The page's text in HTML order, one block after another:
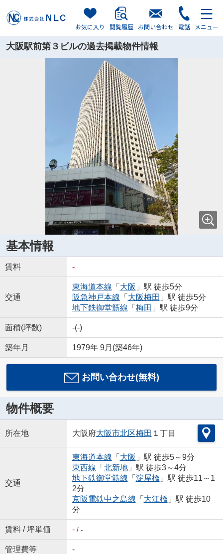
お気に入り 閲覧履歴 お問い合わせ 電話 メニュー
大阪駅前第３ビルの過去掲載物件情報
基本情報
賃料 -
交通
東海道本線 「 大阪 」駅 徒歩5分
阪急神戸本線 「 大阪梅田 」駅 徒歩5分
地下鉄御堂筋線 「 梅田 」駅 徒歩9分
面積(坪数) -(-)
築年月 1979年 9月(築46年)
お問い合わせ(無料)
物件概要
所在地 大阪府大阪市北区梅田 １丁目
交通
東海道本線 「 大阪 」駅 徒歩5～9分
東西線 「 北新地」駅 徒歩3～4分
地下鉄御堂筋線 「 淀屋橋 」駅 徒歩11～1
2分
京阪電鉄中之島線 「 大江橋 」駅 徒歩10
分
賃料 / 坪単価 -/ -
管理費等 -